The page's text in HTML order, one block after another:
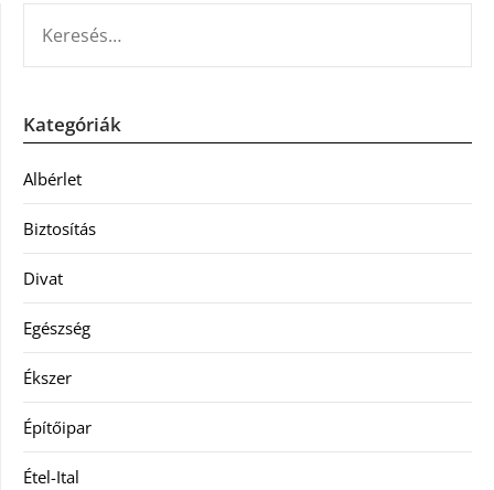
Kategóriák
Albérlet
Biztosítás
Divat
Egészség
Ékszer
Építőipar
Étel-Ital